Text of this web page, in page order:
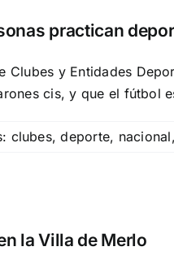
practican
Clubes y Entidades
cis, y que el fútbol
clubes,deporte, nacional,
la Villa de Merlo